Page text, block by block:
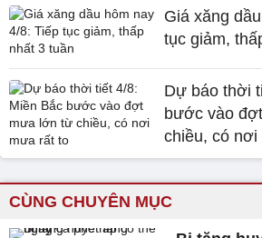
Giá xăng
tục giảm,
Dự báo thời
bước vào
chiều, có
CÙNG CHUYÊN MỤC